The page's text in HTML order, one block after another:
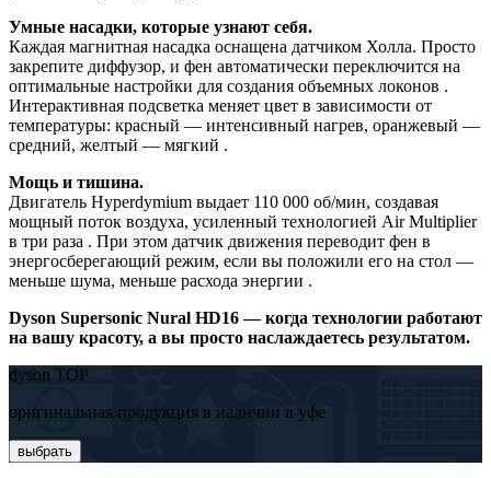
Умные насадки, которые узнают себя.
Каждая магнитная насадка оснащена датчиком Холла. Просто
закрепите диффузор, и фен автоматически переключится на
оптимальные настройки для создания объемных локонов .
Интерактивная подсветка меняет цвет в зависимости от
температуры: красный — интенсивный нагрев, оранжевый —
средний, желтый — мягкий .
Мощь и тишина.
Двигатель Hyperdymium выдает 110 000 об/мин, создавая
мощный поток воздуха, усиленный технологией Air Multiplier
в три раза . При этом датчик движения переводит фен в
энергосберегающий режим, если вы положили его на стол —
меньше шума, меньше расхода энергии .
Dyson Supersonic Nural HD16 — когда технологии работают
на вашу красоту, а вы просто наслаждаетесь результатом.
dyson TOP
оригинальная продукция в наличии в уфе
выбрать